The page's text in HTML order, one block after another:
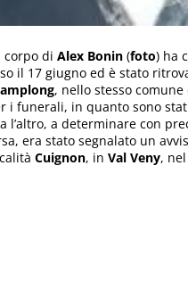
corpo di Alex Bonin (foto) ha
il 17 giugno ed è stato
, nello stesso comune
i funerali, in quanto sono
a determinare con
era stato segnalato un
Cuignon, in Val Veny,